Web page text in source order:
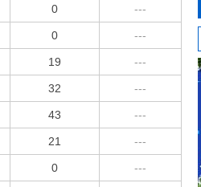
0 ---
0 ---
19 ---
32 ---
43 ---
21 ---
0 ---